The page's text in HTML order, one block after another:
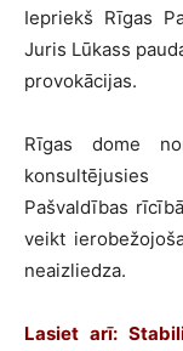
Iepriekš Rīgas
Juris Lūkass
provokācijas.
Rīgas dome
konsultējusies
Pašvaldības
veikt
neaizliedza.
Lasiet arī: